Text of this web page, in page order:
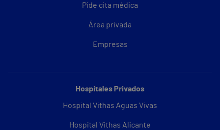
Pide cita médica
Área privada
Empresas
Hospitales Privados
Hospital Vithas Aguas Vivas
Hospital Vithas Alicante